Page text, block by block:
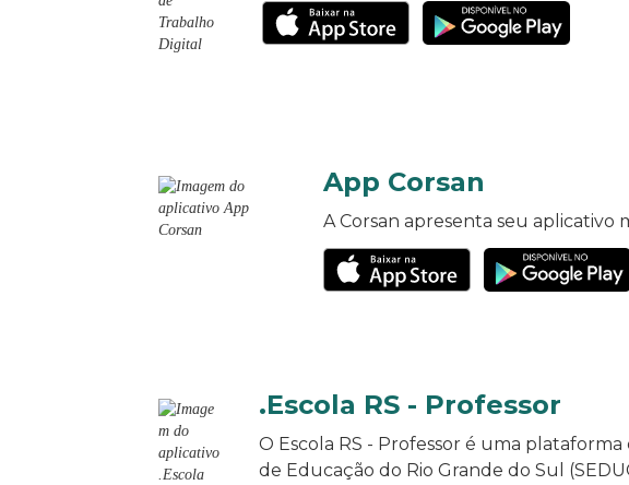
App Corsan
A Corsan apresenta seu aplicativo
.Escola RS - Professor
O Escola RS - Professor é uma
de Educação do Rio Grande do Sul